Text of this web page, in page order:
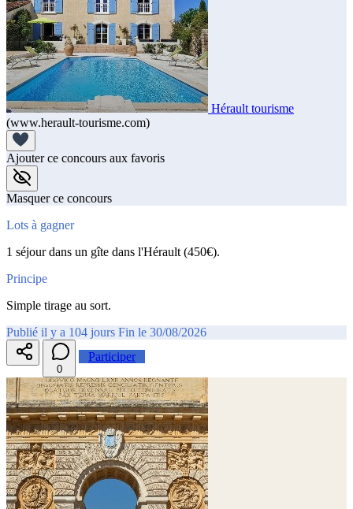
Hérault tourisme
(www.herault-tourisme.com)
Ajouter ce concours aux favoris
Masquer ce concours
Lots à gagner
1 séjour dans un gîte dans l'Hérault (450€).
Principe
Simple tirage au sort.
Publié il y a 104 jours Fin le 30/08/2026
0
Participer